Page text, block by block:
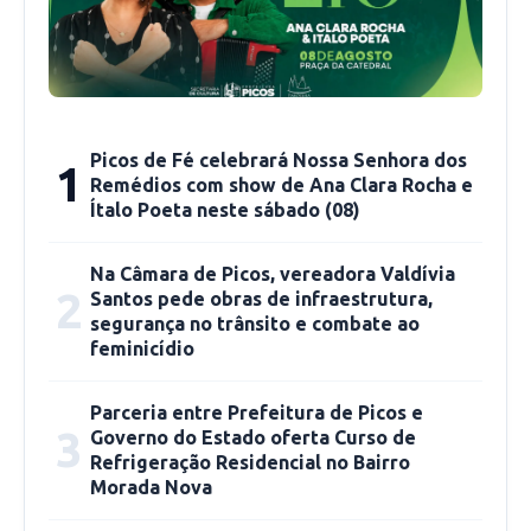
acadêmico de jornalismo pela UESPI. O gosto
pela leitura vem desde cedo, quando começou
o curso de letras desenvolveu a escrita.
1
Picos de Fé celebrará Nossa Senhora dos
Remédios com show de Ana Clara Rocha e
Ítalo Poeta neste sábado (08)
2
Na Câmara de Picos, vereadora Valdívia
Santos pede obras de infraestrutura,
segurança no trânsito e combate ao
feminicídio
3
Parceria entre Prefeitura de Picos e
Governo do Estado oferta Curso de
Refrigeração Residencial no Bairro
Morada Nova